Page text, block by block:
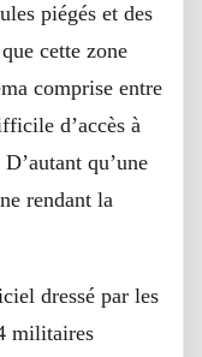
piégés et des
cette zone
comprise entre
d’accès à
qu’une
rendant la
dressé par les
militaires